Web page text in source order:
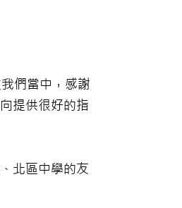
們當中，感謝
提供很好的指
北區中學的友